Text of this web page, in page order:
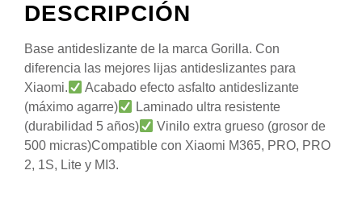
DESCRIPCIÓN
Base antideslizante de la marca Gorilla. Con
diferencia las mejores lijas antideslizantes para
Xiaomi.
Acabado efecto asfalto antideslizante
(máximo agarre)
Laminado ultra resistente
(durabilidad 5 años)
Vinilo extra grueso (grosor de
500 micras)Compatible con Xiaomi M365, PRO, PRO
2, 1S, Lite y MI3.